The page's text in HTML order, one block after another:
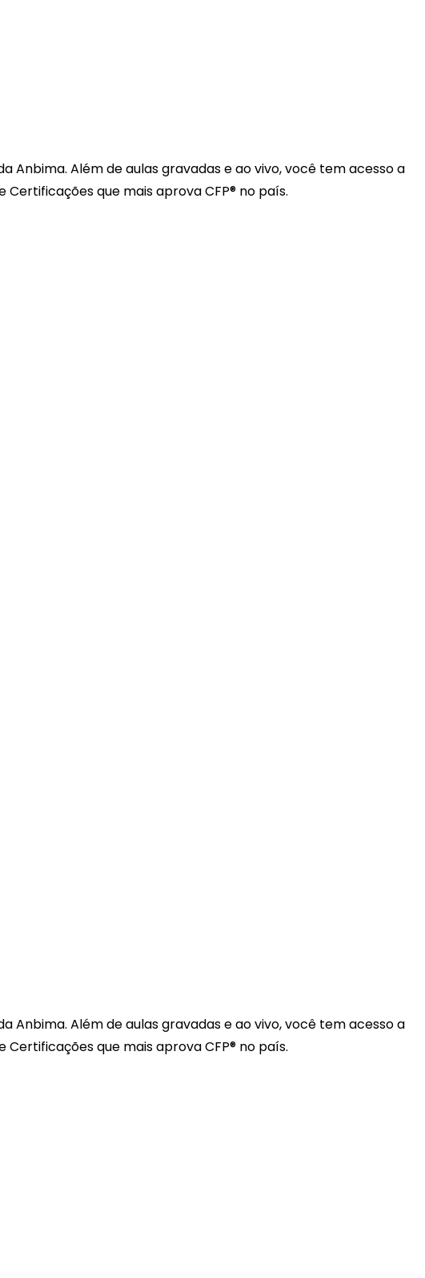
Além de aulas gravadas e ao vivo, você tem acesso a
que mais aprova CFP® no país.
Além de aulas gravadas e ao vivo, você tem acesso a
que mais aprova CFP® no país.